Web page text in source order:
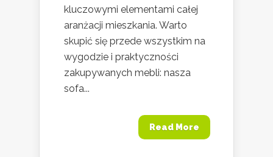
kluczowymi elementami całej
aranżacji mieszkania. Warto
skupić się przede wszystkim na
wygodzie i praktyczności
zakupywanych mebli: nasza
sofa...
Read More